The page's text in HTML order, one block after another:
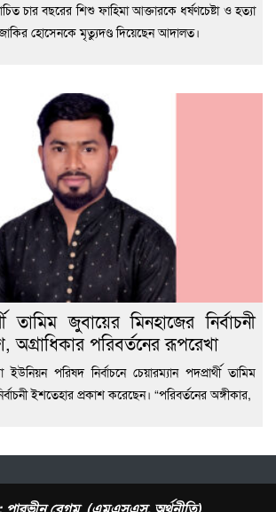
চার বছরের শিশু ফাহিমা আক্তারকে ধর্ষণচেষ্টা ও হত্যা
হোসেনকে মৃত্যুদণ্ড দিয়েছেন আদালত।
তামিম জুবায়ের মিনহাজের নির্বাচনী
অগ্রাধিকার পরিবর্তনের রূপরেখা
পরিষদ নির্বাচনে চেয়ারম্যান পদপ্রার্থী তামিম
ইশতেহার প্রকাশ করেছেন। “পরিবর্তনের অঙ্গীকার,